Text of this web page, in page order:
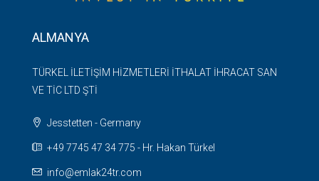
ALMANYA
TÜRKEL İLETİŞİM HİZMETLERİ İTHALAT İHRACAT SAN
VE TİC LTD ŞTİ
Jesstetten - Germany
+49 7745 47 34 775 - Hr. Hakan Türkel
info@emlak24tr.com